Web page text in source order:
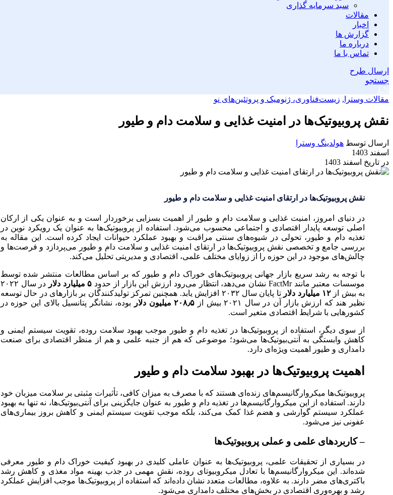
سبد سرمایه گذاری
مقالات
اخبار
گزارش ها
درباره ما
تماس با ما
ارسال طرح
جستجو
EN
مقالات وسترا , زیست‌فناوری، ژنومیک و پروتئین‌های نو
نقش پروبیوتیک‌ها در امنیت غذایی و سلامت دام و طیور
ارسال توسط هولدینگ وسترا
اسفند 1403
در تاریخ اسفند 1403
نقش پروبیوتیک‌ها در ارتقای امنیت غذایی و سلامت دام و طیور
در دنیای امروز، امنیت غذایی و سلامت دام و طیور از اهمیت بسزایی برخوردار است و به عنوان یکی از ارکان
اصلی توسعه پایدار اقتصادی و اجتماعی محسوب می‌شود. استفاده از پروبیوتیک‌ها به عنوان یک رویکرد نوین در
تغذیه دام و طیور، تحولی در شیوه‌های سنتی مراقبت و بهبود عملکرد حیوانات ایجاد کرده است. این مقاله به
بررسی جامع و تخصصی نقش پروبیوتیک‌ها در ارتقای امنیت غذایی و سلامت دام و طیور می‌پردازد و فرصت‌ها و
چالش‌های موجود در این حوزه را از زوایای مختلف علمی، اقتصادی و مدیریتی تحلیل می‌کند.
با توجه به رشد سریع بازار جهانی پروبیوتیک‌های خوراک دام و طیور که بر اساس مطالعات منتشر شده توسط
موسسات معتبر مانند FactMr نشان می‌دهد، انتظار می‌رود ارزش این بازار از حدود
۵ میلیارد دلار
در سال ۲۰۲۲
به بیش از۱۲ میلیارد دلار
تا پایان سال ۲۰۳۲ افزایش یابد. همچنین تمرکز تولیدکنندگان بر بازارهای در حال توسعه
نظیر هند که ارزش بازار آن در سال ۲۰۲۱ بیش از
۲۰۸٫۵ میلیون دلار
بوده، نشانگر پتانسیل بالای این حوزه در
کشورهایی با شرایط اقتصادی متغیر است.
از سوی دیگر، استفاده از پروبیوتیک‌ها در تغذیه دام و طیور موجب بهبود سلامت روده، تقویت سیستم ایمنی و
کاهش وابستگی به آنتی‌بیوتیک‌ها می‌شود؛ موضوعی که هم از جنبه علمی و هم از منظر اقتصادی برای صنعت
دامداری و طیور اهمیت ویژه‌ای دارد.
اهمیت پروبیوتیک‌ها در بهبود سلامت دام و طیور
پروبیوتیک‌ها میکروارگانیسم‌های زنده‌ای هستند که با مصرف به میزان کافی، تأثیرات مثبتی بر سلامت میزبان خود
دارند. استفاده از این میکروارگانیسم‌ها در تغذیه دام و طیور به عنوان جایگزینی برای آنتی‌بیوتیک‌ها، نه تنها به بهبود
عملکرد سیستم گوارشی و هضم غذا کمک می‌کند، بلکه موجب تقویت سیستم ایمنی و کاهش بروز بیماری‌های
عفونی نیز می‌شود.
– کاربردهای علمی و عملی پروبیوتیک‌ها
در بسیاری از تحقیقات علمی، پروبیوتیک‌ها به عنوان عاملی کلیدی در بهبود کیفیت خوراک دام و طیور معرفی
شده‌اند. این میکروارگانیسم‌ها با تعادل میکروبیوتای روده، نقش مهمی در جذب بهینه مواد مغذی و کاهش رشد
باکتری‌های مضر دارند. به علاوه، مطالعات متعدد نشان داده‌اند که استفاده از پروبیوتیک‌ها موجب افزایش عملکرد
رشد و بهره‌وری اقتصادی در بخش‌های مختلف دامداری می‌شود.